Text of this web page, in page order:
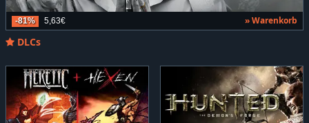
-81% 5,63€ » Warenkorb
DLCs